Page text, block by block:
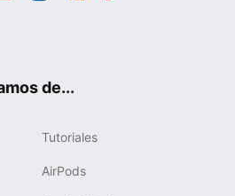
de...
Tutoriales
AirPods